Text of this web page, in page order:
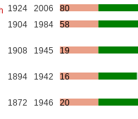
1924 2006
80
1904 1984 58
1908 1945 19
1894 1942 16
1872 1946 20